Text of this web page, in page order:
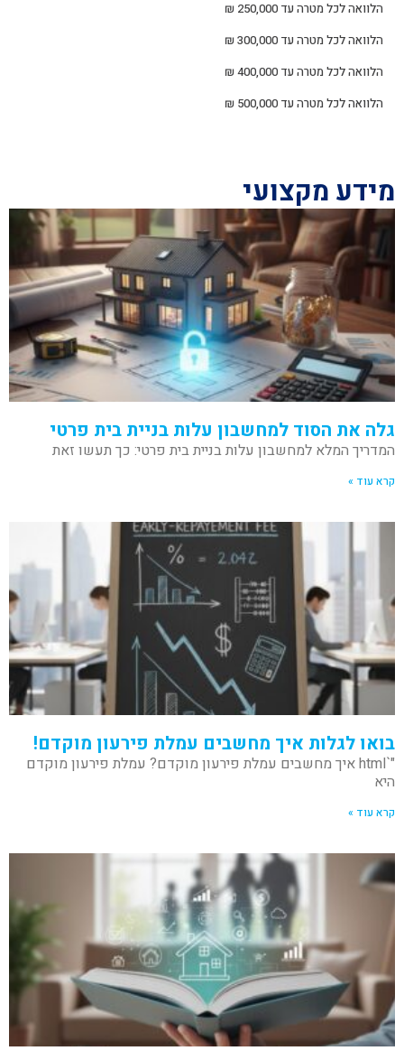
הלוואה לכל מטרה עד 250,000 ₪
הלוואה לכל מטרה עד 300,000 ₪
הלוואה לכל מטרה עד 400,000 ₪
הלוואה לכל מטרה עד 500,000 ₪
מידע מקצועי
גלה את הסוד למחשבון עלות בניית בית פרטי
המדריך המלא למחשבון עלות בניית בית פרטי: כך תעשו זאת
קרא עוד »
בואו לגלות איך מחשבים עמלת פירעון מוקדם!
"`html איך מחשבים עמלת פירעון מוקדם? עמלת פירעון מוקדם
היא
קרא עוד »